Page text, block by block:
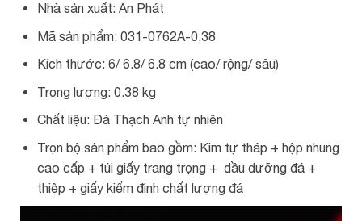
Nhà sản xuất: An Phát
Mã sản phẩm: 031-0762A-0,38
Kích thước: 6/ 6.8/ 6.8 cm (cao/ rộng/ sâu)
Trọng lượng: 0.38 kg
Chất liệu: Đá Thạch Anh tự nhiên
Trọn bộ sản phẩm bao gồm: Kim tự tháp + hộp nhung
cao cấp + túi giấy trang trọng + dầu dưỡng đá +
thiệp + giấy kiểm định chất lượng đá